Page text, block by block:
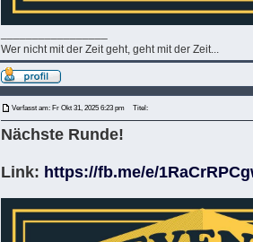
Wer nicht mit der Zeit geht, geht mit der Zeit...
Verfasst am: Fr Okt 31, 2025 6:23 pm Titel:
Nächste Runde!
Link: https://fb.me/e/